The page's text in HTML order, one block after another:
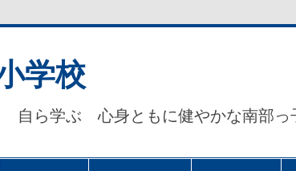
学校
自ら学ぶ 心身ともに健やかな南部